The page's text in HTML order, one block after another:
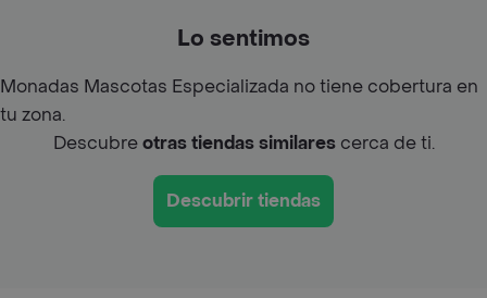
Lo sentimos
Monadas Mascotas Especializada no tiene cobertura en
tu zona.
Descubreotras tiendas similarescerca de ti.
Descubrir tiendas